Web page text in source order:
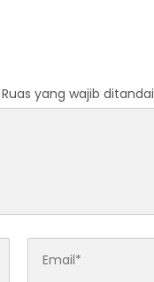
Ruas yang wajib ditandai